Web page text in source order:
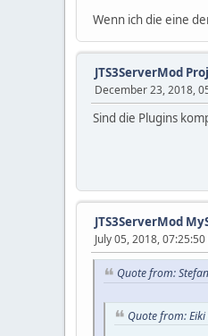
Wenn ich die eine
JTS3ServerMod
December 23, 2018,
Sind die Plugins
JTS3ServerMod
July 05, 2018, 07:25:50
Quote from:
Quote from: